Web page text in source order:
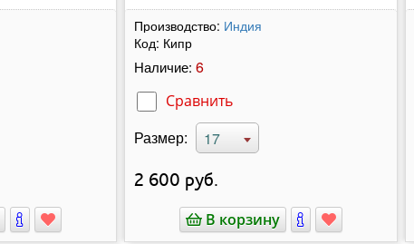
Производство: Индия
Код: Кипр
Наличие: 6
Сравнить
Размер: 17
2 600 руб.
В корзину